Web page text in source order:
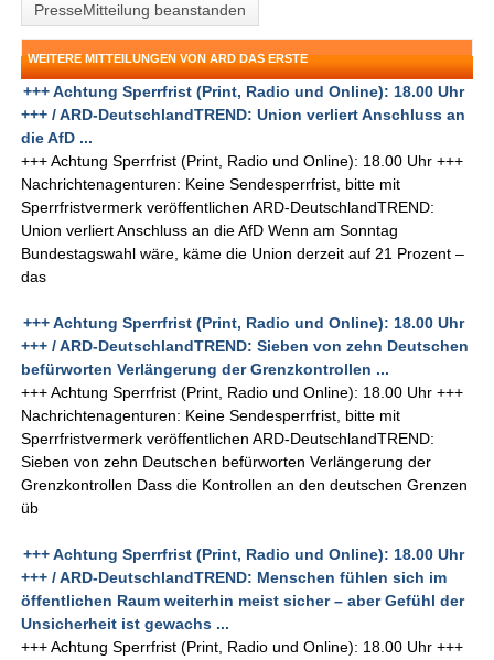
PresseMitteilung beanstanden
WEITERE MITTEILUNGEN VON ARD DAS ERSTE
+++ Achtung Sperrfrist (Print, Radio und Online): 18.00 Uhr
+++ / ARD-DeutschlandTREND: Union verliert Anschluss an
die AfD ...
+++ Achtung Sperrfrist (Print, Radio und Online): 18.00 Uhr +++
Nachrichtenagenturen: Keine Sendesperrfrist, bitte mit
Sperrfristvermerk veröffentlichen ARD-DeutschlandTREND:
Union verliert Anschluss an die AfD Wenn am Sonntag
Bundestagswahl wäre, käme die Union derzeit auf 21 Prozent –
das
+++ Achtung Sperrfrist (Print, Radio und Online): 18.00 Uhr
+++ / ARD-DeutschlandTREND: Sieben von zehn Deutschen
befürworten Verlängerung der Grenzkontrollen ...
+++ Achtung Sperrfrist (Print, Radio und Online): 18.00 Uhr +++
Nachrichtenagenturen: Keine Sendesperrfrist, bitte mit
Sperrfristvermerk veröffentlichen ARD-DeutschlandTREND:
Sieben von zehn Deutschen befürworten Verlängerung der
Grenzkontrollen Dass die Kontrollen an den deutschen Grenzen
üb
+++ Achtung Sperrfrist (Print, Radio und Online): 18.00 Uhr
+++ / ARD-DeutschlandTREND: Menschen fühlen sich im
öffentlichen Raum weiterhin meist sicher – aber Gefühl der
Unsicherheit ist gewachs ...
+++ Achtung Sperrfrist (Print, Radio und Online): 18.00 Uhr +++